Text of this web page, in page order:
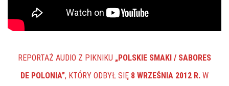
REPORTAŻ AUDIO Z PIKNIKU „POLSKIE SMAKI / SABORES
DE POLONIA”, KTÓRY ODBYŁ SIĘ 8 WRZEŚNIA 2012 R. W